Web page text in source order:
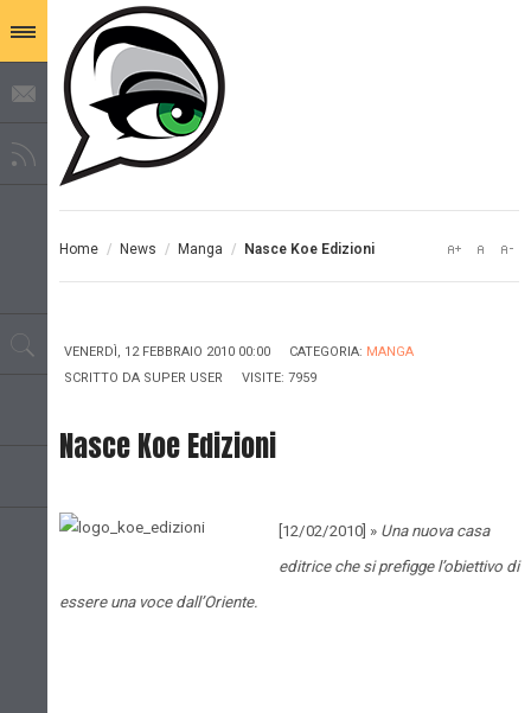
Home / News / Manga / Nasce Koe Edizioni
VENERDÌ, 12 FEBBRAIO 2010 00:00 CATEGORIA: MANGA
SCRITTO DA SUPER USER VISITE: 7959
Nasce Koe Edizioni
[12/02/2010] » Una nuova casa
editrice che si prefigge l’obiettivo di
essere una voce dall’Oriente.